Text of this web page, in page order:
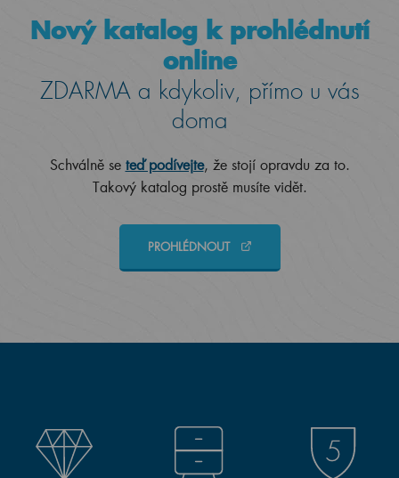
Nový katalog k prohlédnutí
online
ZDARMA a kdykoliv, přímo u vás
doma
Schválně se teď podívejte, že stojí opravdu za to.
Takový katalog prostě musíte vidět.
PROHLÉDNOUT